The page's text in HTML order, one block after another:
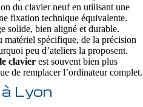
du clavier neuf en utilisant une
fixation technique équivalente.
solide, bien aligné et durable.
matériel spécifique, de la précision
peu d’ateliers la proposent.
clavier est souvent bien plus
de remplacer l’ordinateur complet.
Lyon